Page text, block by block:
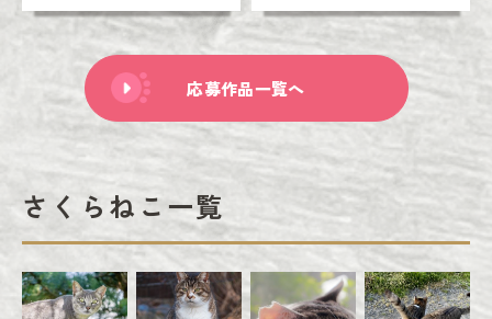
応募作品一覧へ
さくらねこ一覧